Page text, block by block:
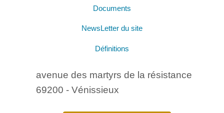
Documents
NewsLetter du site
Définitions
avenue des martyrs de la résistance
69200 - Vénissieux